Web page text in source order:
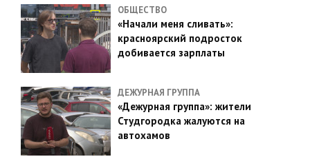
ОБЩЕСТВО
«Начали меня сливать»:
красноярский подросток
добивается зарплаты
ДЕЖУРНАЯ ГРУППА
«Дежурная группа»: жители
Студгородка жалуются на
автохамов